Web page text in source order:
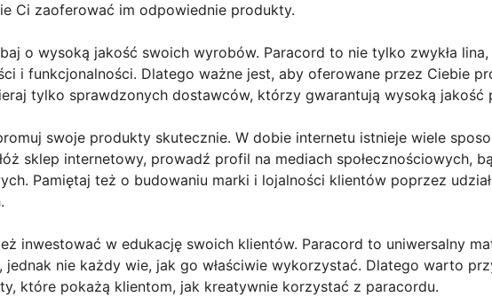
Ci zaoferować im odpowiednie produkty.
o wysoką jakość swoich wyrobów. Paracord to nie tylko zwykła
i funkcjonalności. Dlatego ważne jest, aby oferowane przez Ciebie
tylko sprawdzonych dostawców, którzy gwarantują wysoką jakość
swoje produkty skutecznie. W dobie internetu istnieje wiele
sklep internetowy, prowadź profil na mediach społecznościowych,
Pamiętaj też o budowaniu marki i lojalności klientów poprzez
inwestować w edukację swoich klientów. Paracord to uniwersalny
jednak nie każdy wie, jak go właściwie wykorzystać. Dlatego warto
które pokażą klientom, jak kreatywnie korzystać z paracordu.